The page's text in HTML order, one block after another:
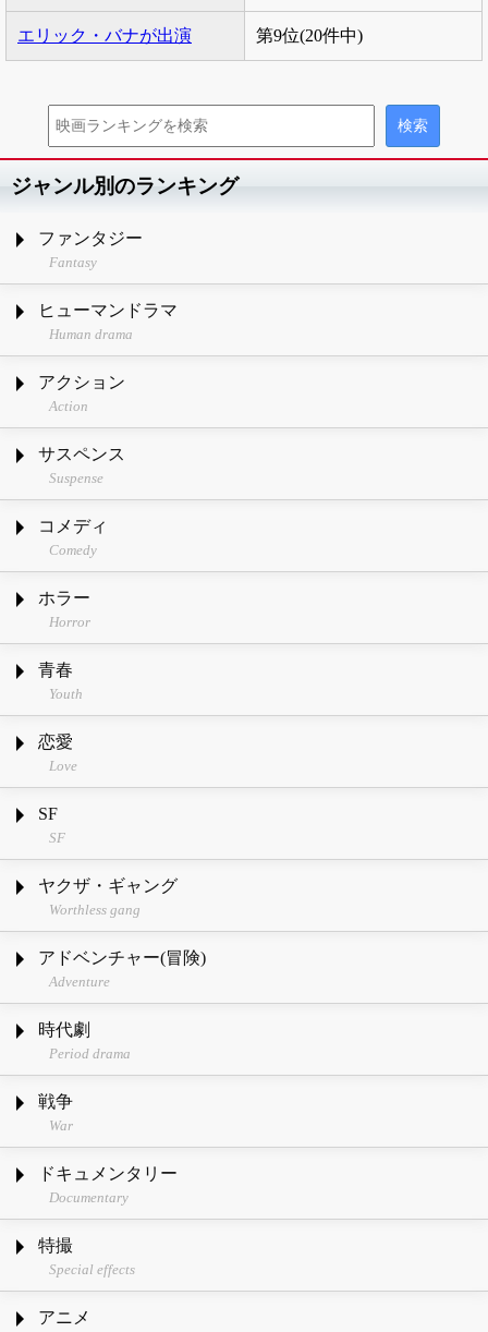
エリック・バナが出演 第9位(20件中)
ジャンル別のランキング
ファンタジー
Fantasy
ヒューマンドラマ
Human drama
アクション
Action
サスペンス
Suspense
コメディ
Comedy
ホラー
Horror
青春
Youth
恋愛
Love
SF
SF
ヤクザ・ギャング
Worthless gang
アドベンチャー(冒険)
Adventure
時代劇
Period drama
戦争
War
ドキュメンタリー
Documentary
特撮
Special effects
アニメ